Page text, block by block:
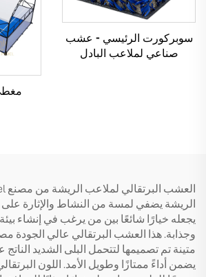
سوبركورت الرئيسي - عشب
صناعي لملاعب البادل
الريشة يضفي لمسة من النشاط والإثارة
يجعله خيارًا شائعًا بين من يرغب في إنشاء
وجذابة. هذا العشب البرتقالي عالي الجودة
متينة تم تصميمها لتتحمل البلى الشديد
يضمن أداءً ممتازًا وطويل الأمد. اللون